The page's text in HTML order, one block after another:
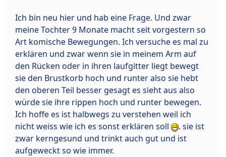
Ich bin neu hier und hab eine Frage. Und zwar
meine Tochter 9 Monate macht seit vorgestern so
Art komische Bewegungen. Ich versuche es mal zu
erklären und zwar wenn sie in meinem Arm auf
den Rücken oder in ihren laufgitter liegt bewegt
sie den Brustkorb hoch und runter also sie hebt
den oberen Teil besser gesagt es sieht aus also
würde sie ihre rippen hoch und runter bewegen.
Ich hoffe es ist halbwegs zu verstehen weil ich
nicht weiss wie ich es sonst erklären soll
. sie ist
zwar kerngesund und trinkt auch gut und ist
aufgeweckt so wie immer.